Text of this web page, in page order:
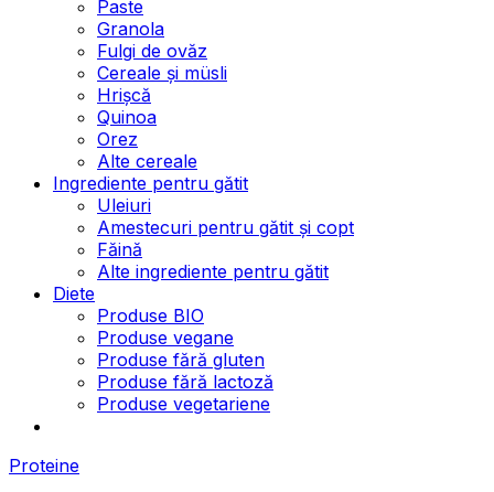
Paste
Granola
Fulgi de ovăz
Cereale și müsli
Hrișcă
Quinoa
Orez
Alte cereale
Ingrediente pentru gătit
Uleiuri
Amestecuri pentru gătit și copt
Făină
Alte ingrediente pentru gătit
Diete
Produse BIO
Produse vegane
Produse fără gluten
Produse fără lactoză
Produse vegetariene
Proteine